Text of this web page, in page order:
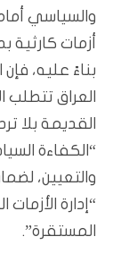
والسياسي
أزمات كارثية
العراق تتطلب
القديمة بلا
“الكفاءة
والتعيين،
“إدارة
المستقرة”.